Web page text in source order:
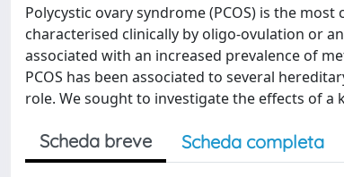
Polycystic ovary syndrome (PCOS) is the
characterised clinically by oligo-ovulation or
associated with an increased prevalence of
PCOS has been associated to several
role. We sought to investigate the effects of a
Scheda breve Scheda completa